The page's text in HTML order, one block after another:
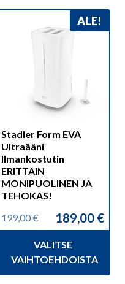
ALE!
Stadler Form EVA
Ultraääni
Ilmankostutin
ERITTÄIN
MONIPUOLINEN JA
TEHOKAS!
199,00€
Alkuperäinen
hinta
199,00 €.
189,00 €
Nykyinen
hinta
189,00 €.
VALITSE
VAIHTOEHDOISTA
tuotteella
tuotteen
sivulla.